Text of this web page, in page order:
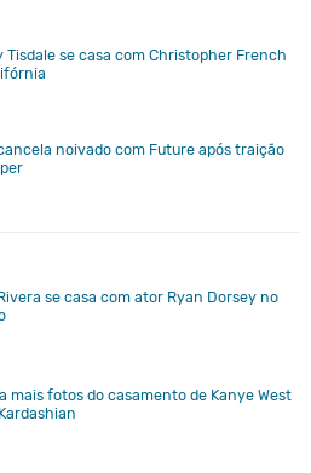
Tisdale se casa com Christopher French
noivado com Future após traição
se casa com ator Ryan Dorsey no
mais fotos do casamento de Kanye West